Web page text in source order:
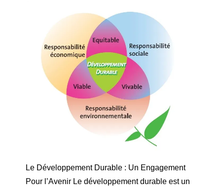
Le Développement Durable : Un Engagement
Pour l’Avenir Le développement durable est un